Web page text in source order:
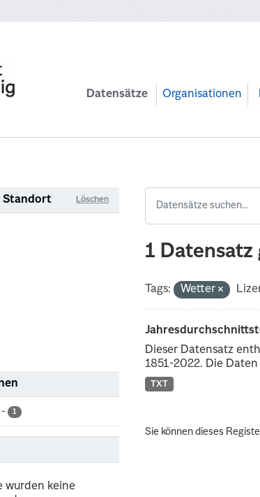
Datensätze Organisationen
Standort Löschen
- 1
wurden keine
1 Datensatz
Tags: Wetter
Dieser Datensatz
1851-2022. Die
TXT
Sie können dieses